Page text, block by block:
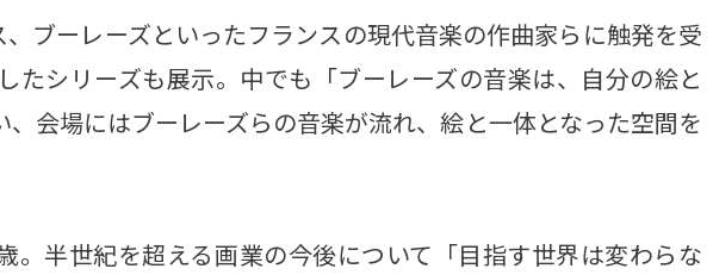
ブーレーズといったフランスの現代音楽の作曲家らに触発を受
たシリーズも展示。中でも「ブーレーズの音楽は、自分の絵と
会場にはブーレーズらの音楽が流れ、絵と一体となった空間を
。半世紀を超える画業の今後について「目指す世界は変わらな